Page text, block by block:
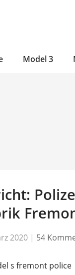
Model 3
2020 | 54